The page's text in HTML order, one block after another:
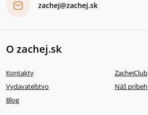
zachej@zachej.sk
O zachej.sk
Kontakty
ZachejClub
Vydavateľstvo
Náš príbeh
Blog